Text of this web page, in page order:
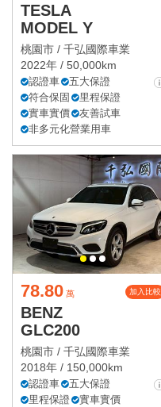
TESLA
MODEL Y
桃園市 / 千弘國際車業
2022年 / 50,000km
認證車
五大保證
符合保固
里程保證
實車實價
友善試車
非多元化營業用車
78.80 萬 加入比較
BENZ
GLC200
桃園市 / 千弘國際車業
2018年 / 150,000km
認證車
五大保證
里程保證
實車實價